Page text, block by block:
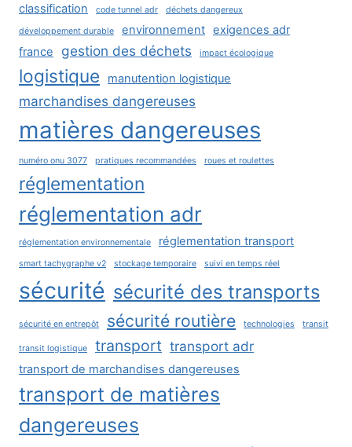
classification
code tunnel adr déchets dangereux
développement durable environnement exigences adr
france
gestion des déchets impact écologique
logistique manutention logistique
marchandises dangereuses
matières dangereuses
numéro onu 3077 pratiques recommandées roues et roulettes
réglementation
réglementation adr
réglementation environnementale réglementation transport
smart tachygraphe v2 stockage temporaire suivi en temps réel
sécurité sécurité des transports
sécurité en entrepôt sécurité routière technologies transit
transit logistique transport transport adr
transport de marchandises dangereuses
transport de matières
dangereuses